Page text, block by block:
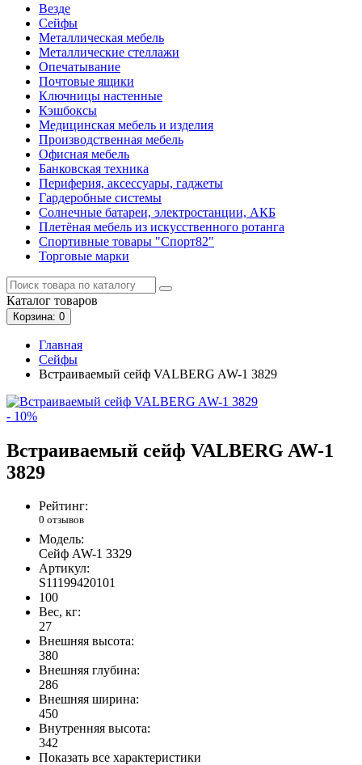
Везде
Сейфы
Металлическая мебель
Металлические стеллажи
Опечатывание
Почтовые ящики
Ключницы настенные
Кэшбоксы
Медицинская мебель и изделия
Производственная мебель
Офисная мебель
Банковская техника
Периферия, аксессуары, гаджеты
Гардеробные системы
Солнечные батареи, электростанции, АКБ
Плетёная мебель из искусственного ротанга
Спортивные товары "Спорт82"
Торговые марки
Каталог товаров
Корзина: 0
Главная
Сейфы
Встраиваемый сейф VALBERG AW-1 3829
- 10%
Встраиваемый сейф VALBERG AW-1
3829
Рейтинг:
0 отзывов
Модель:
Сейф AW-1 3329
Артикул:
S11199420101
100
Вес, кг:
27
Внешняя высота:
380
Внешняя глубина:
286
Внешняя ширина:
450
Внутренняя высота:
342
Показать все характеристики